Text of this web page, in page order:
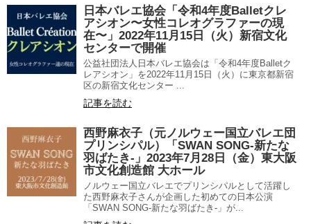
日本バレエ協会「令和4年度Balletクレ
アシオン〜女性コレオグラファーの現
在〜」2022年11月15日（火）新宿文化
センターで開催
公益社団法人日本バレエ協会は「令和4年度Balletク
レアシオン」を2022年11月15日（火）に東京都新宿
区の新宿文化センター ...
記事を読む
西野麻衣子（元ノルウェー国立バレエ団
プリンシパル）「SWAN SONG-新たな
羽ばたき-」2023年7月28日（金）東大阪
市文化創造館 大ホール
ノルウェー国立バレエでプリンシパルとして活躍し
た西野麻衣子さんが企画した初めての日本公演
「SWAN SONG-新たな羽ばたき-」が...